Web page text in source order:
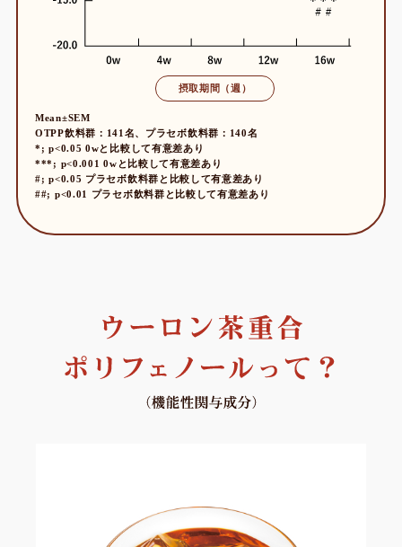
摂取期間（週）
Mean±SEM
OTPP飲料群：141名、プラセボ飲料群：140名
*; p<0.05 0wと比較して有意差あり
***; p<0.001 0wと比較して有意差あり
#; p<0.05 プラセボ飲料群と比較して有意差あり
##; p<0.01 プラセボ飲料群と比較して有意差あり